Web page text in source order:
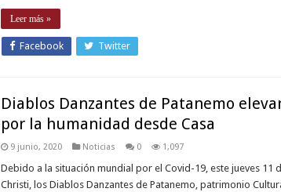
Leer más »
Facebook Twitter
Diablos Danzantes de Patanemo
por la humanidad desde Casa
9 junio, 2020 Noticias 0 1,097
Debido a la situación mundial por el Covid-19, este jueves 11
Christi, los Diablos Danzantes de Patanemo, patrimonio